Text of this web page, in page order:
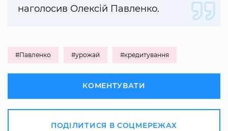
наголосив Олексій Павленко.
#Павленко #урожай #кредитування
КОМЕНТУВАТИ
ПОДІЛИТИСЯ В СОЦМЕРЕЖАХ